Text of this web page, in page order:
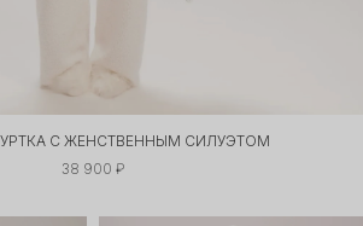
С ЖЕНСТВЕННЫМ СИЛУЭТОМ
38 900 ₽